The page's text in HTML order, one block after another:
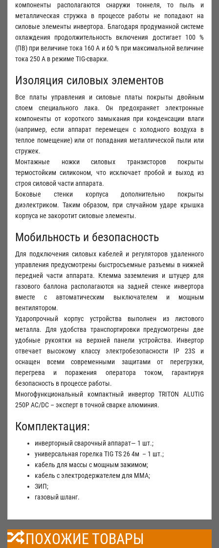
компоненты располагаются снаружи тоннеля, то пыль и
металлическая стружка в процессе работы не попадают на
силовые элементы инвертора. Благодаря продуманной системе
охлаждения продолжительность включения достигает 100 %
(ПВ) при величине тока 160 А и 60 % при максимальной величине
тока 250 А в режиме TIG-сварки.
Изоляция силовых элементов
Все платы управления и силовые платы покрыты двойным
слоем специального лака. Он предохраняет электронные
компоненты от короткого замыкания при конденсации влаги
(например, если аппарат перемещен с холодного воздуха в
теплое помещение) или от попадания металлической пыли или
стружек.
Монтажные ножки силовых транзисторов покрыты
термостойким силиконом, что исключает пробой и выход из
строя силовой части аппарата.
Боковые стенки корпуса дополнительно покрыты
диэлектриком. Таким образом, при случайном ударе крышка
корпуса не закоротит силовые элементы.
Мобильность и безопасность
Для подключения силовых кабелей и регуляторов удаленного
управления предусмотрены быстросъемные разъемы в нижней
передней части аппарата. Клемма заземления и штуцер для
газового баллона располагаются на задней стенке инвертора
вместе с автоматическим выключателем и мощным
вентилятором.
Ударопрочный корпус устройства выполнен из листового
металла. Для удобства транспортировки предусмотрены две
удобные рукоятки на верхней панели устройства. Инвертор
отвечает высокому классу электробезопасности IP 23S и
оснащен всеми современными защитами от перегрузки,
перегрева и поражения оператора током, гарантируя
безопасность в процессе работы.
Многофункциональный компактный инвертор TRITON ALUTIG
250Р AC/DC – эксперт в точной сварке алюминия.
Комплектация:
инверторный сварочный аппарат— 1 шт.;
универсальная горелка TIG TS 26 4м – 1 шт.;
кабель для массы с мощным зажимом;
кабель с электродержателем для ММА;
ЗИП;
газовый шланг.
ПОХОЖИЕ ТОВАРЫ